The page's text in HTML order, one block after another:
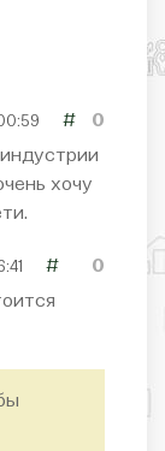
#
0
хочу
#
0